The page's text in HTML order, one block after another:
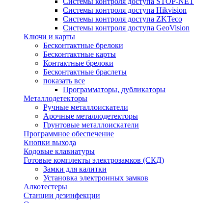
Системы контроля доступа Hikvision
Системы контроля доступа ZKTeco
Системы контроля доступа GeoVision
Ключи и карты
Бесконтактные брелоки
Бесконтактные карты
Контактные брелоки
Бесконтактные браслеты
показать все
Программаторы, дубликаторы
Металлодетекторы
Ручные металлоискатели
Арочные металлодетекторы
Грунтовые металлоискатели
Программное обеспечение
Кнопки выхода
Кодовые клавиатуры
Готовые комплекты электрозамков (СКД)
Замки для калитки
Установка электронных замков
Алкотестеры
Станции дезинфекции